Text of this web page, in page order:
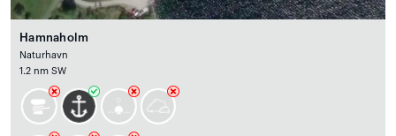
Hamnaholm
Naturhavn
1.2 nm SW